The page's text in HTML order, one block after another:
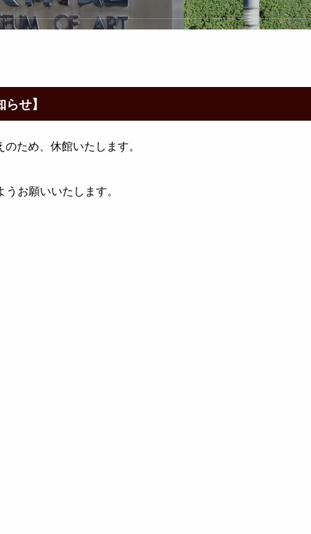
せ】
ため、休館いたします。
お願いいたします。